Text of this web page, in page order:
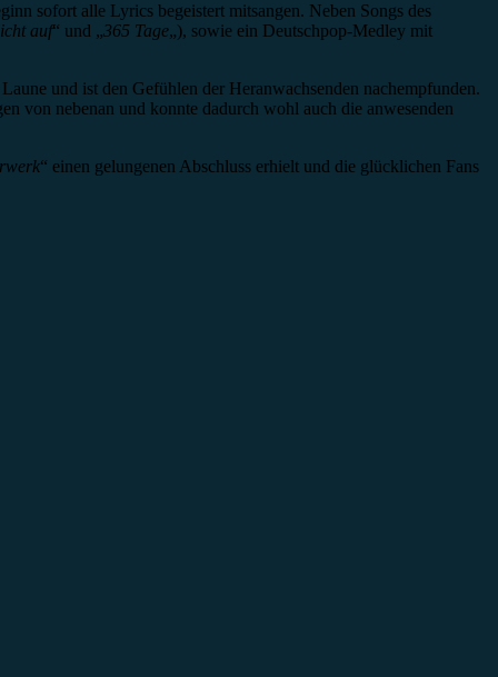
sofort alle Lyrics begeistert mitsangen. Neben Songs des
auf“ und „365 Tage„), sowie ein Deutschpop-Medley mit
und ist den Gefühlen der Heranwachsenden nachempfunden.
von nebenan und konnte dadurch wohl auch die anwesenden
“ einen gelungenen Abschluss erhielt und die glücklichen Fans